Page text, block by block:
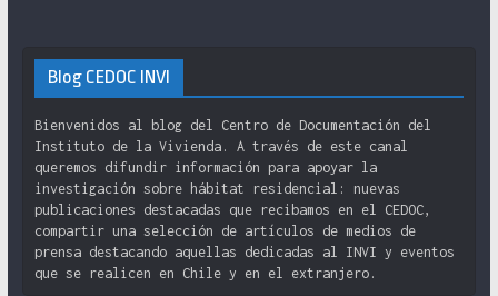
Blog CEDOC INVI
Bienvenidos al blog del Centro de Documentación del
Instituto de la Vivienda. A través de este canal
queremos difundir información para apoyar la
investigación sobre hábitat residencial: nuevas
publicaciones destacadas que recibamos en el CEDOC,
compartir una selección de artículos de medios de
prensa destacando aquellas dedicadas al INVI y eventos
que se realicen en Chile y en el extranjero.